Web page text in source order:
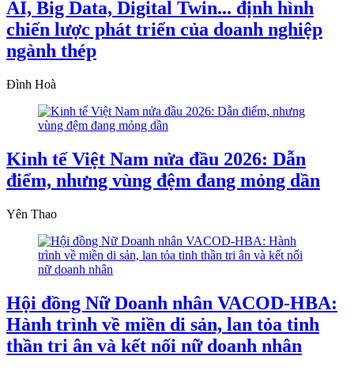
AI, Big Data, Digital Twin... định hình
chiến lược phát triển của doanh nghiệp
ngành thép
Đình Hoà
Kinh tế Việt Nam nửa đầu 2026: Dẫn
điểm, nhưng vùng đệm đang mỏng dần
Yên Thao
Hội đồng Nữ Doanh nhân VACOD-HBA:
Hành trình về miền di sản, lan tỏa tinh
thần tri ân và kết nối nữ doanh nhân